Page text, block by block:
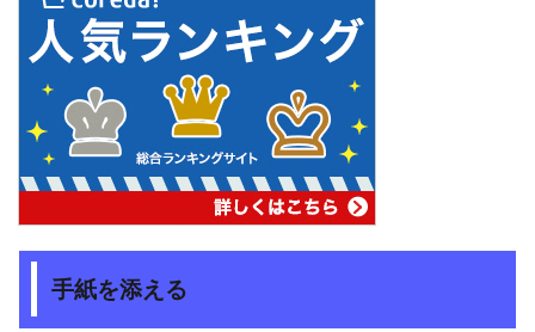
手紙を添える